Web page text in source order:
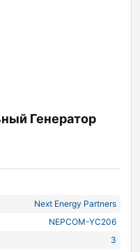
Генератор
Next Energy Partners
NEPCOM-YC206
3